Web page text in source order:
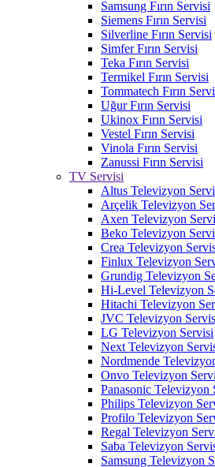
Samsung Fırın Servisi
Siemens Fırın Servisi
Silverline Fırın Servisi
Simfer Fırın Servisi
Teka Fırın Servisi
Termikel Fırın Servisi
Tommatech Fırın
Uğur Fırın Servisi
Ukinox Fırın Servisi
Vestel Fırın Servisi
Vinola Fırın Servisi
Zanussi Fırın Servisi
TV Servisi
Altus Televizyon
Arçelik Televizyon
Axen Televizyon
Beko Televizyon
Crea Televizyon
Finlux Televizyon
Grundig Televizyon
Hi-Level Televizyon
Hitachi Televizyon
JVC Televizyon
LG Televizyon Servisi
Next Televizyon
Nordmende
Onvo Televizyon
Panasonic Televizyon
Philips Televizyon
Profilo Televizyon
Regal Televizyon
Saba Televizyon
Samsung Televizyon